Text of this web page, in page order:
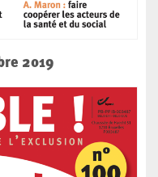
2019